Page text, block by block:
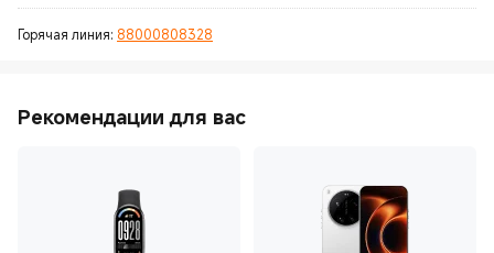
Горячая линия: 88000808328
Рекомендации для вас